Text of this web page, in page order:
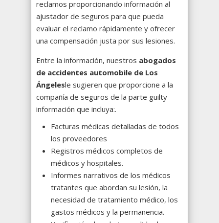
reclamos proporcionando información al
ajustador de seguros para que pueda
evaluar el reclamo rápidamente y ofrecer
una compensación justa por sus lesiones.
Entre la información, nuestros abogados
de accidentes automobile de Los
Ángelesle sugieren que proporcione a la
compañía de seguros de la parte guilty
información que incluya:.
Facturas médicas detalladas de todos
los proveedores
Registros médicos completos de
médicos y hospitales.
Informes narrativos de los médicos
tratantes que abordan su lesión, la
necesidad de tratamiento médico, los
gastos médicos y la permanencia.